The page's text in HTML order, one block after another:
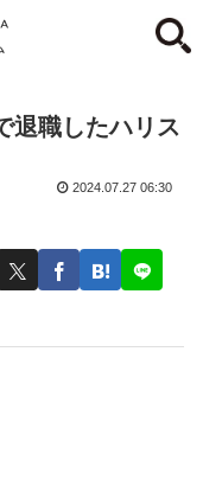
退職したハリス
2024.07.27 06:30